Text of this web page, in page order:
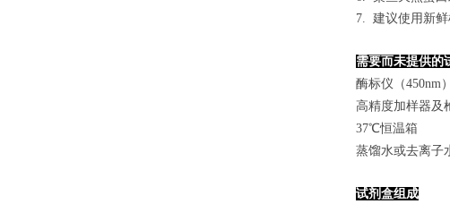
7. 建议使用新鲜
需要而未提供的
酶标仪（450nm）
高精度加样器及
37℃恒温箱
蒸馏水或去离子
试剂盒组成